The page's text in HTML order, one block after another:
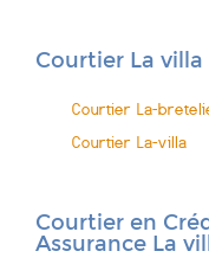
Courtier La
Courtier La-
Courtier La-villa
Courtier en
Assurance La